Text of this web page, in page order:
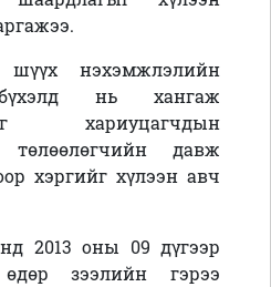
нэхэмжлэлийн
нь хангаж
хариуцагчдын
төлөөлөгчийн давж
хэргийг хүлээн авч
2013 оны 09 дүгээр
зээлийн гэрээ